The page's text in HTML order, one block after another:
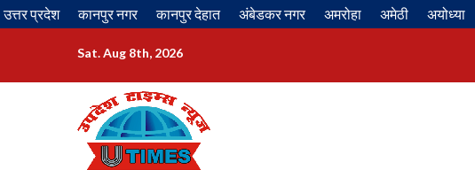
Skip
to
उत्तर प्रदेश कानपुर नगर कानपुर देहात अंबेडकर नगर अमरोहा अमेठी अयोध्या
Sat. Aug 8th, 2026